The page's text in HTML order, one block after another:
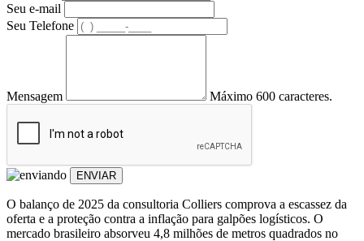
Seu e-mail
Seu Telefone
Mensagem Máximo 600 caracteres.
ENVIAR
O balanço de 2025 da consultoria Colliers comprova a escassez da
oferta e a proteção contra a inflação para galpões logísticos. O
mercado brasileiro absorveu 4,8 milhões de metros quadrados no